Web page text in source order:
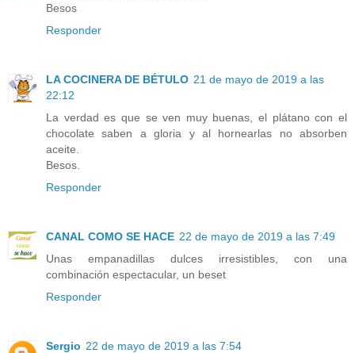
Besos
Responder
LA COCINERA DE BÉTULO 21 de mayo de 2019 a las
22:12
La verdad es que se ven muy buenas, el plátano con el
chocolate saben a gloria y al hornearlas no absorben
aceite.
Besos.
Responder
CANAL COMO SE HACE 22 de mayo de 2019 a las 7:49
Unas empanadillas dulces irresistibles, con una
combinación espectacular, un beset
Responder
Sergio 22 de mayo de 2019 a las 7:54